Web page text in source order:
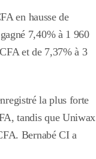
en hausse de
7,40% à 1 960
et de 7,37% à 3
la plus forte
tandis que Uniwax
Bernabé CI a